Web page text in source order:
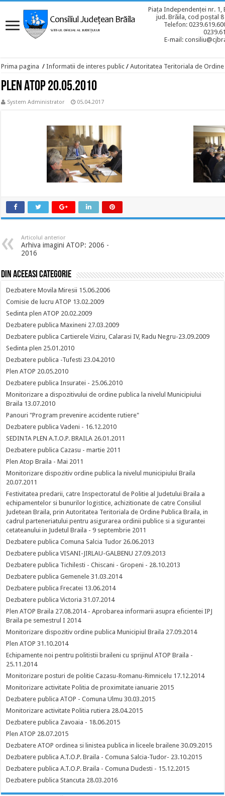
Piața Independenței nr. 1,
jud. Brăila, cod poștal
Telefon:
E-mail:
Prima pagina / Informatii de interes public / Autoritatea Teritoriala de Ordine
Plen ATOP 20.05.2010
System Administrator 05.04.2017
Articolul anterior
Arhiva imagini ATOP: 2006 -
2016
Din aceeasi categorie
Dezbatere Movila Miresii 15.06.2006
Comisie de lucru ATOP 13.02.2009
Sedinta plen ATOP 20.02.2009
Dezbatere publica Maxineni 27.03.2009
Dezbatere publica Cartierele Viziru, Calarasi IV, Radu Negru-23.09.2009
Sedinta plen 25.01.2010
Dezbatere publica -Tufesti 23.04.2010
Plen ATOP 20.05.2010
Dezbatere publica Insuratei - 25.06.2010
Monitorizare a dispozitivului de ordine publica la nivelul Municipiului
Braila 13.07.2010
Panouri "Program prevenire accidente rutiere"
Dezbatere publica Vadeni - 16.12.2010
SEDINTA PLEN A.T.O.P. BRAILA 26.01.2011
Dezbatere publica Cazasu - martie 2011
Plen Atop Braila - Mai 2011
Monitorizare dispozitiv ordine publica la nivelul municipiului Braila
20.07.2011
Festivitatea predarii, catre Inspectoratul de Politie al Judetului Braila a
echipamentelor si bunurilor logistice, achizitionate de catre Consiliul
Judetean Braila, prin Autoritatea Teritoriala de Ordine Publica Braila, in
cadrul parteneriatului pentru asigurarea ordinii publice si a sigurantei
cetateanului in Judetul Braila - 9 septembrie 2011
Dezbatere publica Comuna Salcia Tudor 26.06.2013
Dezbatere publica VISANI-JIRLAU-GALBENU 27.09.2013
Dezbatere publica Tichilesti - Chiscani - Gropeni - 28.10.2013
Dezbatere publica Gemenele 31.03.2014
Dezbatere publica Frecatei 13.06.2014
Dezbatere publica Victoria 31.07.2014
Plen ATOP Braila 27.08.2014 - Aprobarea informarii asupra eficientei IPJ
Braila pe semestrul I 2014
Monitorizare dispozitiv ordine publica Municipiul Braila 27.09.2014
Plen ATOP 31.10.2014
Echipamente noi pentru politistii braileni cu sprijinul ATOP Braila -
25.11.2014
Monitorizare posturi de politie Cazasu-Romanu-Rimnicelu 17.12.2014
Monitorizare activitate Politia de proximitate ianuarie 2015
Dezbatere publica ATOP - Comuna Ulmu 30.03.2015
Monitorizare activitate Politia rutiera 28.04.2015
Dezbatere publica Zavoaia - 18.06.2015
Plen ATOP 28.07.2015
Dezbatere ATOP ordinea si linistea publica in liceele brailene 30.09.2015
Dezbatere publica A.T.O.P. Braila - Comuna Salcia-Tudor- 23.10.2015
Dezbatere publica A.T.O.P. Braila - Comuna Dudesti - 15.12.2015
Dezbatere publica Stancuta 28.03.2016